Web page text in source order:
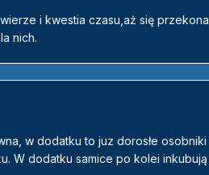
i kwestia czasu,aż się
nich.
w dodatku to juz dorosłe osobniki
W dodatku samice po kolei